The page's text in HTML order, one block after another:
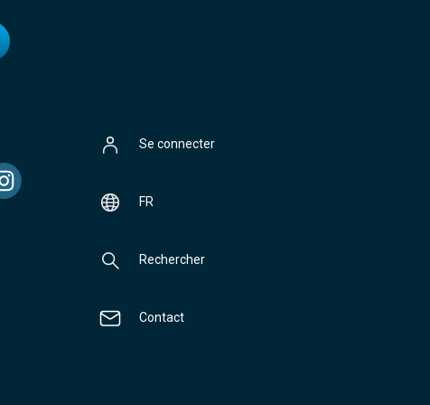
Se connecter
FR
Rechercher
Contact